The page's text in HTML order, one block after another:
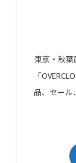
東京・秋葉
「
品、セール